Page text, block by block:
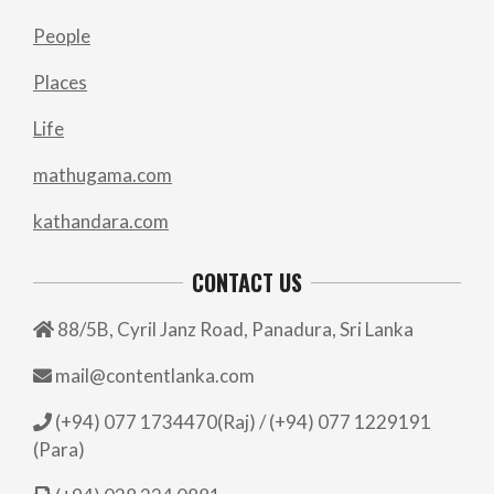
People
Places
Life
mathugama.com
kathandara.com
CONTACT US
88/5B, Cyril Janz Road, Panadura, Sri Lanka
mail@contentlanka.com
(+94) 077 1734470(Raj) / (+94) 077 1229191
(Para)